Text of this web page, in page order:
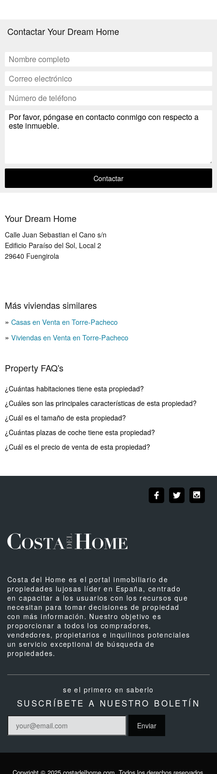
Contactar Your Dream Home
Contactar
Your Dream Home
Calle Juan Sebastian el Cano s/n
Edificio Paraíso del Sol, Local 2
29640 Fuengirola
Más viviendas similares
Casas en Venta en Torre-Pacheco
Viviendas en Venta en Torre-Pacheco
Property FAQ's
¿Cuántas habitaciones tiene esta propiedad?
¿Cuáles son las principales características de esta propiedad?
¿Cuál es el tamaño de esta propiedad?
¿Cuántas plazas de coche tiene esta propiedad?
¿Cuál es el precio de venta de esta propiedad?
Costa del Home es el portal inmobiliario de
propiedades lujosas líder en España, centrado
en capacitar a los usuarios con los recursos que
necesitan para tomar decisiones de propiedad
con más información. Nuestro objetivo es
proporcionar a todos los compradores,
vendedores, propietarios e inquilinos potenciales
un servicio exceptional de búsqueda de
propiedades.
se el primero en saberlo
SUSCRÍBETE A NUESTRO BOLETÍN